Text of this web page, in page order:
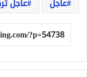
عاجل
عاجل